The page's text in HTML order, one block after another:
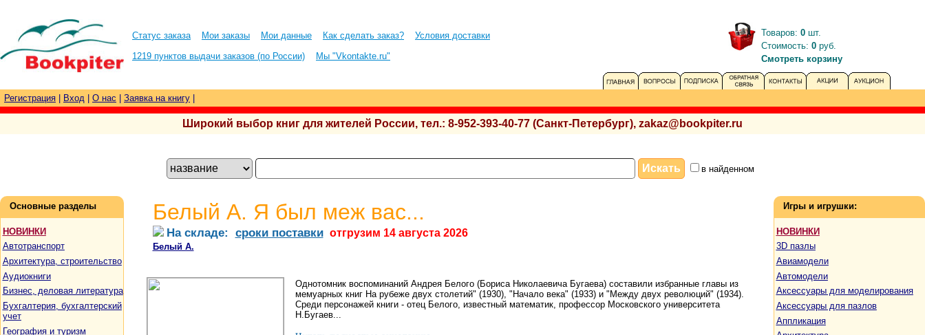
Статус заказа Мои заказы Мои данные Как сделать заказ?
Условия доставки
1219 пунктов выдачи заказов (по России)
Мы "Vkontakte.ru"
Товаров: 0 шт.
Стоимость: 0 руб.
Смотреть корзину
Регистрация Вход О нас Заявка на книгу
Широкий выбор книг для жителей России, тел.: 8-952-393-40-77 (Санкт-Петербург), zakaz@bookpiter.ru
в найденном
Основные разделы
НОВИНКИ
Автотранспорт
Архитектура, строительство
Аудиокниги
Бизнес, деловая литература
Бухгалтерия, бухгалтерский
учет
География и туризм
Белый А. Я был меж вас...
На складе: сроки поставки отгрузим 14 августа 2026
Белый А.
Однотомник воспоминаний Андрея Белого (Бориса Николаевича Бугаева) составили избранные главы из
мемуарных книг На рубеже двух столетий" (1930), "Начало века" (1933) и "Между двух революций" (1934).
Среди персонажей книги - отец Белого, известный математик, профессор Московского университета
Н.Бугаев...
Игры и игрушки:
НОВИНКИ
3D пазлы
Авиамодели
Автомодели
Аксессуары для моделирования
Аксессуары для пазлов
Аппликация